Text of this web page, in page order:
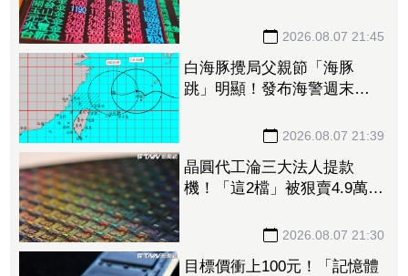
2026.08.07 21:45
白海豚攪局父親節「海豚
跳」明顯！發布海警週末影
2026.08.07 21:39
晶圓代工淪三大法人提款
機！「這2檔」被狠賣4.9萬
2026.08.07 21:30
目標價衝上100元！「記憶體